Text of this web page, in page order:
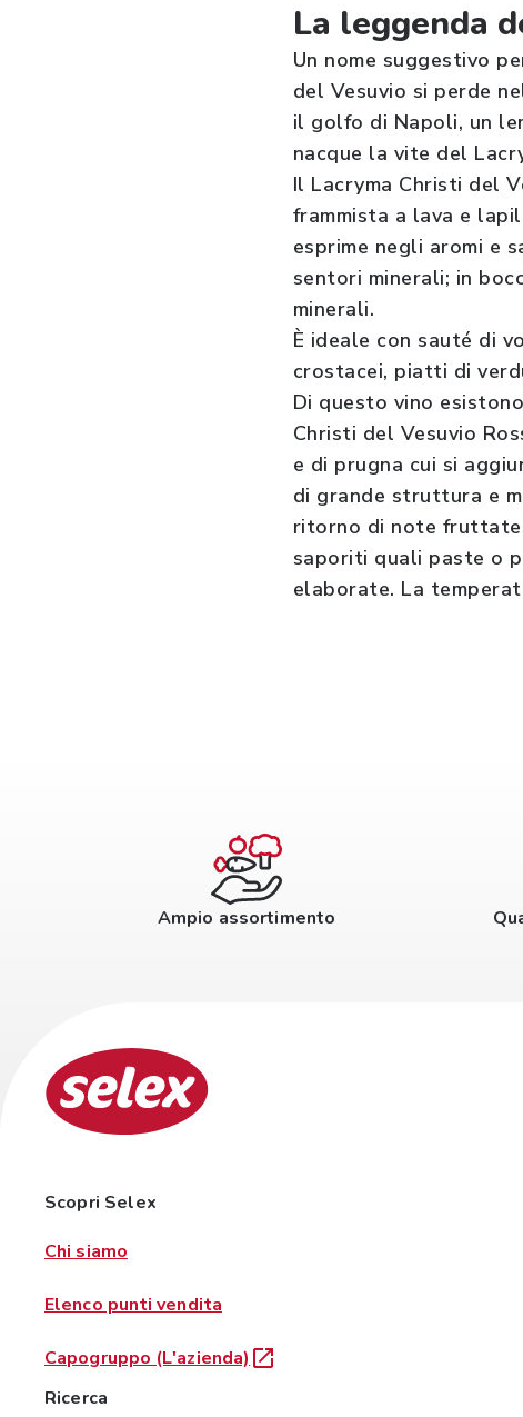
La leggenda
Un nome suggestivo
del Vesuvio si perde
il golfo di Napoli, un
nacque la vite del
Il Lacryma Christi del
frammista a lava e
esprime negli aromi e
sentori minerali; in
minerali.
È ideale con sauté di
crostacei, piatti di
Di questo vino
Christi del Vesuvio
e di prugna cui si
di grande struttura e
ritorno di note
saporiti quali paste o
elaborate. La
Ampio assortimento
Scopri Selex
Chi siamo
Elenco punti vendita
Capogruppo (L'azienda)
Ricerca